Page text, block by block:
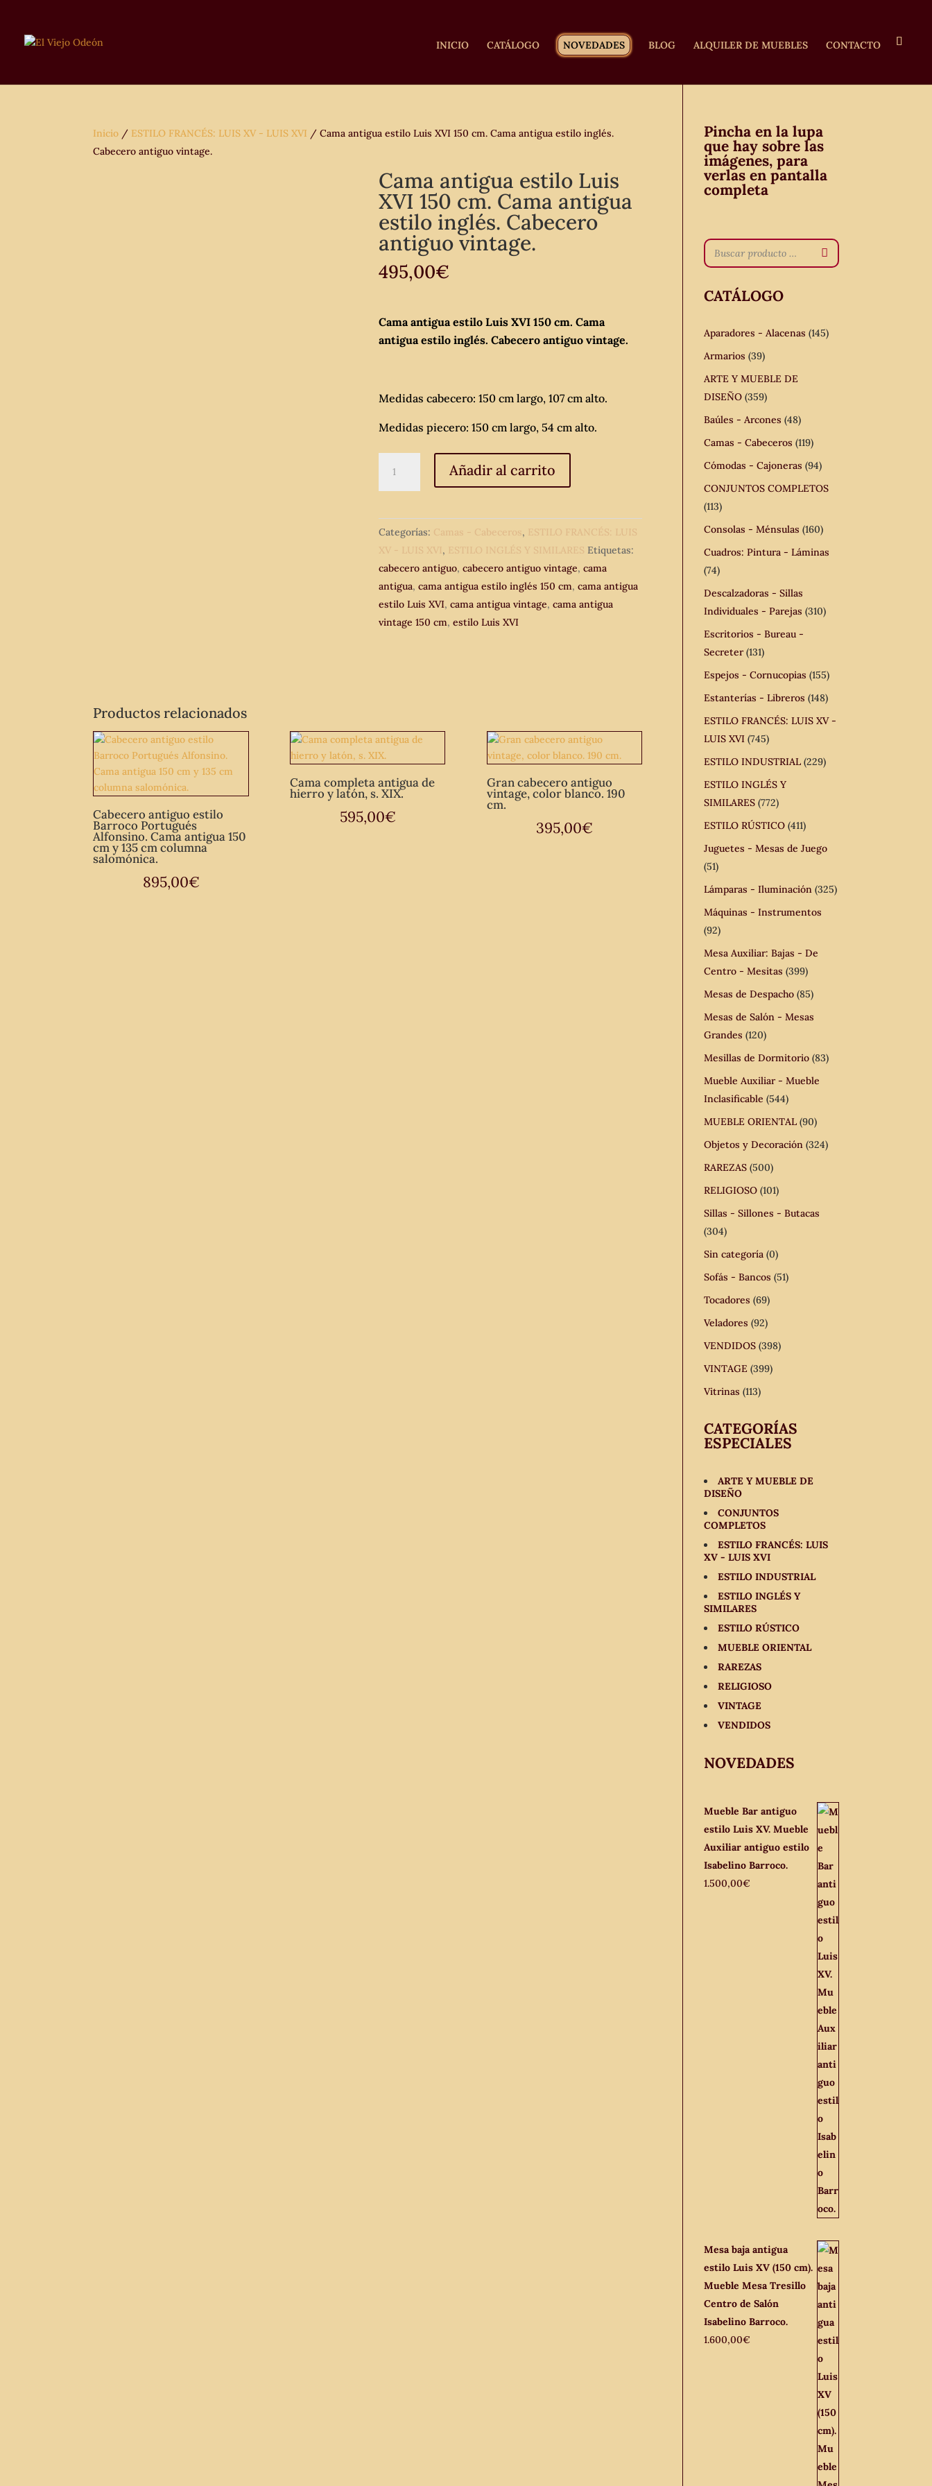
INICIO CATÁLOGO NOVEDADES BLOG ALQUILER DE MUEBLES CONTACTO
Inicio / ESTILO FRANCÉS: LUIS XV - LUIS XVI / Cama antigua estilo Luis XVI 150 cm. Cama antigua estilo inglés.
Cabecero antiguo vintage.
Cama antigua estilo Luis
XVI 150 cm. Cama antigua
estilo inglés. Cabecero
antiguo vintage.
495,00€
Cama antigua estilo Luis XVI 150 cm. Cama
antigua estilo inglés. Cabecero antiguo vintage.
Medidas cabecero: 150 cm largo, 107 cm alto.
Medidas piecero: 150 cm largo, 54 cm alto.
antigua
Luis
XVI
150
cm.
Cama
antigua
estilo
Añadir al carrito
Categorías: Camas - Cabeceros, ESTILO FRANCÉS: LUIS
XV - LUIS XVI, ESTILO INGLÉS Y SIMILARES Etiquetas:
cabecero antiguo,cabecero antiguo vintage,cama
antigua,cama antigua estilo inglés 150 cm,cama antigua
estilo Luis XVI,cama antigua vintage,cama antigua
vintage 150 cm,estilo Luis XVI
Productos relacionados
Cabecero antiguo estilo
Barroco Portugués
Alfonsino. Cama antigua 150
cm y 135 cm columna
salomónica.
895,00€
Cama completa antigua de
hierro y latón, s. XIX.
595,00€
Gran cabecero antiguo
vintage, color blanco. 190
cm.
395,00€
Pincha en la lupa
que hay sobre las
imágenes, para
verlas en pantalla
completa
CATÁLOGO
Aparadores - Alacenas (145)
Armarios (39)
ARTE Y MUEBLE DE
DISEÑO (359)
Baúles - Arcones (48)
Camas - Cabeceros (119)
Cómodas - Cajoneras (94)
CONJUNTOS COMPLETOS
(113)
Consolas - Ménsulas (160)
Cuadros: Pintura - Láminas
(74)
Descalzadoras - Sillas
Individuales - Parejas (310)
Escritorios - Bureau -
Secreter (131)
Espejos - Cornucopias (155)
Estanterías - Libreros (148)
ESTILO FRANCÉS: LUIS XV -
LUIS XVI (745)
ESTILO INDUSTRIAL (229)
ESTILO INGLÉS Y
SIMILARES (772)
ESTILO RÚSTICO (411)
Juguetes - Mesas de Juego
(51)
Lámparas - Iluminación (325)
Máquinas - Instrumentos
(92)
Mesa Auxiliar: Bajas - De
Centro - Mesitas (399)
Mesas de Despacho (85)
Mesas de Salón - Mesas
Grandes (120)
Mesillas de Dormitorio (83)
Mueble Auxiliar - Mueble
Inclasificable (544)
MUEBLE ORIENTAL (90)
Objetos y Decoración (324)
RAREZAS (500)
RELIGIOSO (101)
Sillas - Sillones - Butacas
(304)
Sin categoría (0)
Sofás - Bancos (51)
Tocadores (69)
Veladores (92)
VENDIDOS (398)
VINTAGE (399)
Vitrinas (113)
CATEGORÍAS
ESPECIALES
ARTE Y MUEBLE DE
DISEÑO
CONJUNTOS
COMPLETOS
ESTILO FRANCÉS: LUIS
XV - LUIS XVI
ESTILO INDUSTRIAL
ESTILO INGLÉS Y
SIMILARES
ESTILO RÚSTICO
MUEBLE ORIENTAL
RAREZAS
RELIGIOSO
VINTAGE
VENDIDOS
NOVEDADES
Mueble Bar antiguo
estilo Luis XV. Mueble
Auxiliar antiguo estilo
Isabelino Barroco.
1.500,00€
Mesa baja antigua
estilo Luis XV (150 cm).
Mueble Mesa Tresillo
Centro de Salón
Isabelino Barroco.
1.600,00€